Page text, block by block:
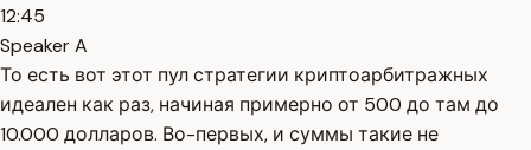
12:45
Speaker A
То есть вот этот пул стратегии криптоарбитражных
идеален как раз, начиная примерно от 500 до там до
10.000 долларов. Во-первых, и суммы такие не